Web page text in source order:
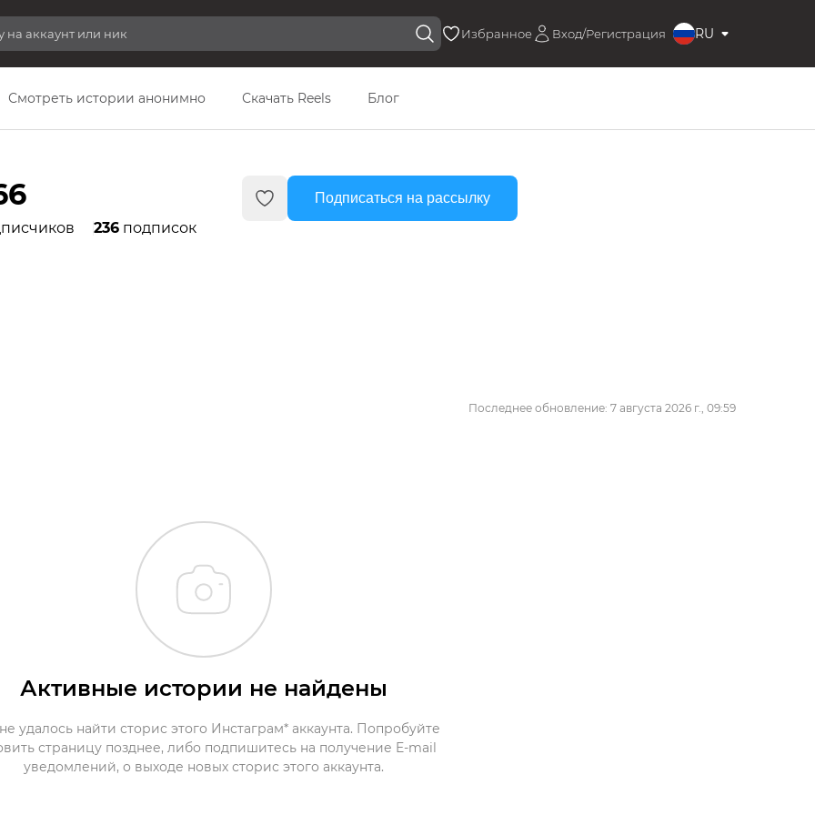
Избранное Вход/Регистрация RU
Смотреть истории анонимно Скачать Reels Блог
236 подписок
Подписаться на рассылку
Последнее обновление: 7 августа 2026 г., 09:59
Активные истории не найдены
удалось найти сторис этого Инстаграм* аккаунта. Попробуйте
страницу позднее, либо подпишитесь на получение E-mail
уведомлений, о выходе новых сторис этого аккаунта.